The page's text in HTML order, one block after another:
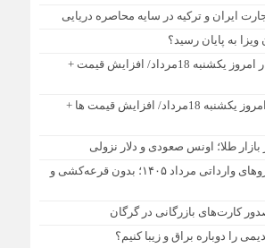
به پایان رسید؟
قیمت طلای 18عیار امروز یکشنبه 18مرداد/ افزایش قیمت +
قیمت طلا و سکه امروز یکشنبه 18مرداد/ افزایش قیمت ها +
بازار طلا؛ اونس صعودی و دلار نزولی
فروش فوری خودروهای وارداتی مرداد ۱۴۰۵؛ بدون قرعه‌کشی و
را دوباره براق و زیبا کنیم؟